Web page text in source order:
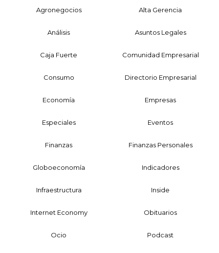
Agronegocios Alta Gerencia
Análisis Asuntos Legales
Caja Fuerte Comunidad Empresarial
Consumo Directorio Empresarial
Economía Empresas
Especiales Eventos
Finanzas Finanzas Personales
Globoeconomía Indicadores
Infraestructura Inside
Internet Economy Obituarios
Ocio Podcast